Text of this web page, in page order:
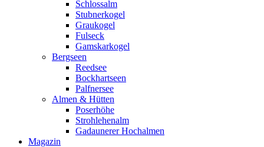
Schlossalm
Stubnerkogel
Graukogel
Fulseck
Gamskarkogel
Bergseen
Reedsee
Bockhartseen
Palfnersee
Almen & Hütten
Poserhöhe
Strohlehenalm
Gadaunerer Hochalmen
Magazin